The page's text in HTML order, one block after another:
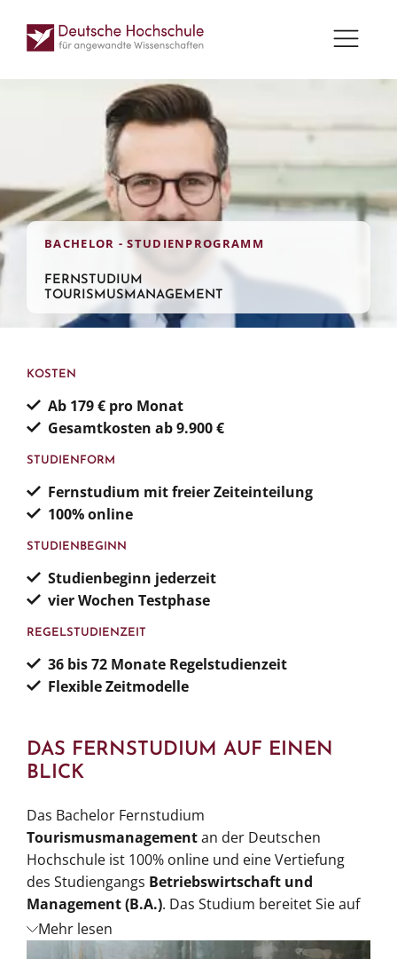
BACHELOR - STUDIENPROGRAMM
FERNSTUDIUM
TOURISMUSMANAGEMENT
KOSTEN
Ab 179 € pro Monat
Gesamtkosten ab 9.900 €
STUDIENFORM
Fernstudium mit freier Zeiteinteilung
100% online
STUDIENBEGINN
Studienbeginn jederzeit
vier Wochen Testphase
REGELSTUDIENZEIT
36 bis 72 Monate Regelstudienzeit
Flexible Zeitmodelle
DAS FERNSTUDIUM AUF EINEN
BLICK
Das Bachelor Fernstudium
Tourismusmanagementan der Deutschen
Hochschule ist 100% online und eine Vertiefung
des Studiengangs Betriebswirtschaft und
Management (B.A.). Das Studium bereitet Sie auf
vielfältige Aufgabenbereiche
und Organisationen vor.
Mehr lesen